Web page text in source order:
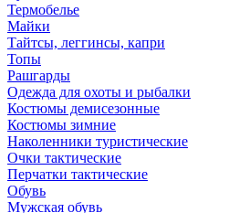
Термобелье
Майки
Тайтсы, леггинсы, капри
Топы
Рашгарды
Одежда для охоты и рыбалки
Костюмы демисезонные
Костюмы зимние
Наколенники туристические
Очки тактические
Перчатки тактические
Обувь
Мужская обувь